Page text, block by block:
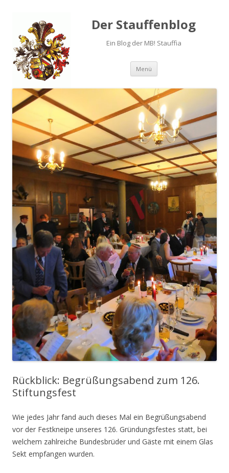
Der Stauffenblog
Ein Blog der MB! Stauffia
Menü
Springe zum Inhalt
Rückblick: Begrüßungsabend zum 126.
Stiftungsfest
Wie jedes Jahr fand auch dieses Mal ein Begrüßungsabend
vor der Festkneipe unseres 126. Gründungsfestes statt, bei
welchem zahlreiche Bundesbrüder und Gäste mit einem Glas
Sekt empfangen wurden.